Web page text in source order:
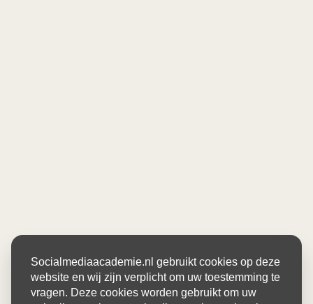
Socialmediaacademie.nl gebruikt cookies op deze
website en wij zijn verplicht om uw toestemming te
vragen. Deze cookies worden gebruikt om uw